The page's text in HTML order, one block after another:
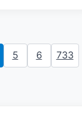
5 6
733